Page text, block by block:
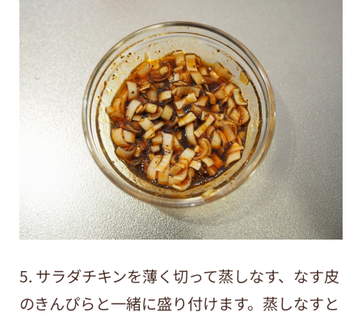
5. サラダチキンを薄く切って蒸しなす、なす皮
のきんぴらと一緒に盛り付けます。蒸しなすと